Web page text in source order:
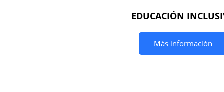
EDUCACIÓN
Más información